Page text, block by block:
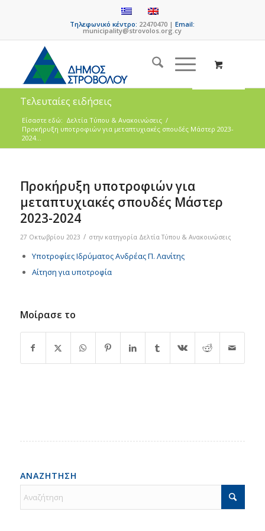
Τηλεφωνικό κέντρο: 22470470 |Email:
municipality@strovolos.org.cy
Τελευταίες ειδήσεις
Είσαστε εδώ: Δελτία Τύπου & Ανακοινώσεις /
Προκήρυξη υποτροφιών για μεταπτυχιακές σπουδές Μάστερ 2023-
2024...
Προκήρυξη υποτροφιών για
μεταπτυχιακές σπουδές Μάστερ
2023-2024
27 Οκτωβρίου 2023 / στην κατηγορία Δελτία Τύπου & Ανακοινώσεις
Υποτροφίες Ιδρύματος Ανδρέας Π. Λανίτης
Αίτηση για υποτροφία
Μοίρασε το
ΑΝΑΖΗΤΗΣΗ